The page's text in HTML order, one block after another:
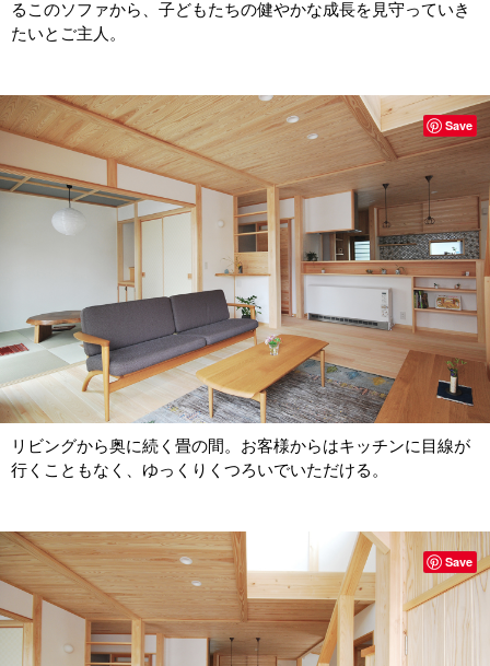
るこのソファから、子どもたちの健やかな成長を見守っていき
たいとご主人。
リビングから奥に続く畳の間。お客様からはキッチンに目線が
行くこともなく、ゆっくりくつろいでいただける。
Save
Save